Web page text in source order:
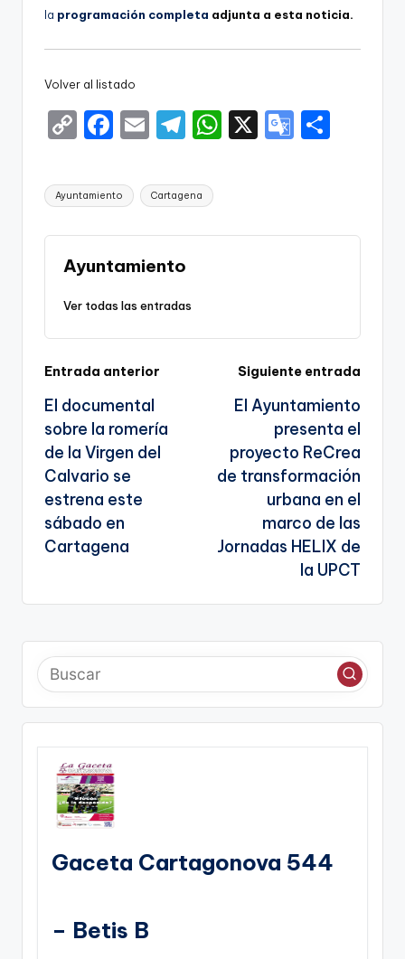
la programación completa adjunta a esta noticia.
Volver al listado
C
p
y
Li
n
k
F
c
e
b
o
o
E
ai
l
T
e
gr
a
W
A
X
G
e
a
te
Etiquetas:
Ayuntamiento Cartagena
Ayuntamiento
Ver todas las entradas
Navegación
de
entradas
Entrada anterior
El documental
sobre la romería
de la Virgen del
Calvario se
estrena este
sábado en
Cartagena
Siguiente entrada
El Ayuntamiento
presenta el
proyecto ReCrea
de transformación
urbana en el
marco de las
Jornadas HELIX de
la UPCT
Gaceta Cartagonova 544
– Betis B